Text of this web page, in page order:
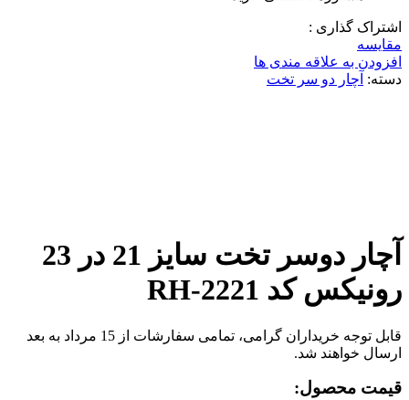
اشتراک گذاری :
مقایسه
افزودن به علاقه مندی ها
دسته: آچار دو سر تخت
آچار دوسر تخت سایز 21 در 23
رونیکس کد RH-2221
قابل توجه خریداران گرامی، تمامی سفارشات از 15 مرداد به بعد
ارسال خواهند شد.
قیمت محصول: